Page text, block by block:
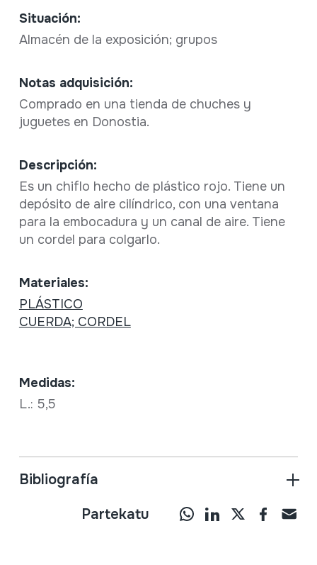
Situación:
Almacén de la exposición; grupos
Notas adquisición:
Comprado en una tienda de chuches y
juguetes en Donostia.
Descripción:
Es un chiflo hecho de plástico rojo. Tiene un
depósito de aire cilíndrico, con una ventana
para la embocadura y un canal de aire. Tiene
un cordel para colgarlo.
Materiales:
PLÁSTICO
CUERDA; CORDEL
Medidas:
L.: 5,5
Bibliografía
Partekatu